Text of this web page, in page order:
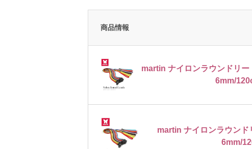
商品情報
martin ナイロンラウンドリ
6mm/
martin ナイロンラウンド
6mm/